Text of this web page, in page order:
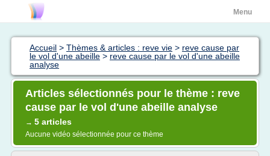
Menu
Accueil > Thèmes & articles : reve vie > reve cause par
le vol d'une abeille > reve cause par le vol d'une abeille
analyse
Articles sélectionnés pour le thème : reve
cause par le vol d'une abeille analyse
→ 5 articles
Aucune vidéo sélectionnée pour ce thème